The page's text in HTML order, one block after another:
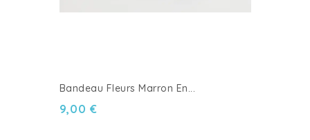
Bandeau Fleurs Marron En...
9,00 €